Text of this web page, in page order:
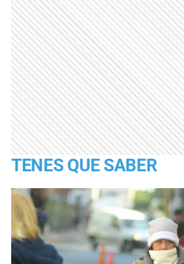
TENES QUE SABER